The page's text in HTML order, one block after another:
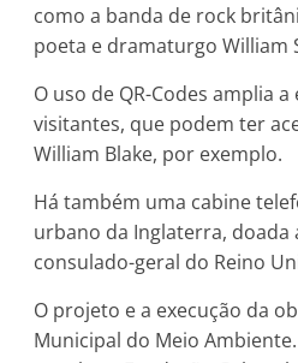
como a banda de rock
poeta e dramaturgo William
O uso de QR-Codes amplia
visitantes, que podem ter
William Blake, por exemplo.
Há também uma cabine
urbano da Inglaterra, doada
consulado-geral do Reino
O projeto e a execução da
Municipal do Meio